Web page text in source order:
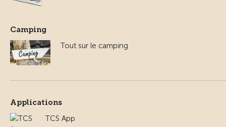
Camping
Tout sur le camping
Applications
TCS App